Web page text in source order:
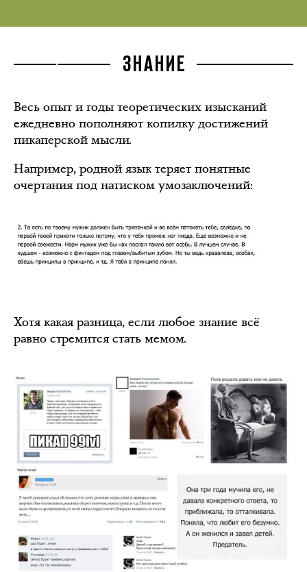
ЗНАНИЕ
Весь опыт и годы теоретических изысканий
ежедневно пополняют копилку достижений
пикаперской мысли.
Например, родной язык теряет понятные
очертания под натиском умозаключений:
Хотя какая разница, если любое знание всё
равно стремится стать мемом.